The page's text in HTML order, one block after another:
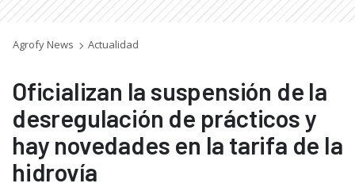
Agrofy News Actualidad
Oficializan la suspensión de la
desregulación de prácticos y
hay novedades en la tarifa de la
hidrovía